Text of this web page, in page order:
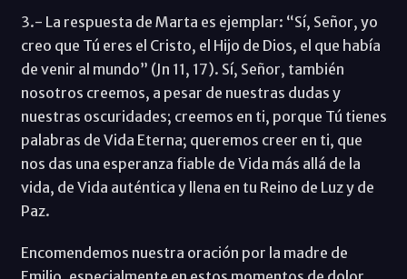
3.- La respuesta de Marta es ejemplar: “Sí, Señor, yo
creo que Tú eres el Cristo, el Hijo de Dios, el que había
de venir al mundo” (Jn 11, 17). Sí, Señor, también
nosotros creemos, a pesar de nuestras dudas y
nuestras oscuridades; creemos en ti, porque Tú tienes
palabras de Vida Eterna; queremos creer en ti, que
nos das una esperanza fiable de Vida más allá de la
vida, de Vida auténtica y llena en tu Reino de Luz y de
Paz.
Encomendemos nuestra oración por la madre de